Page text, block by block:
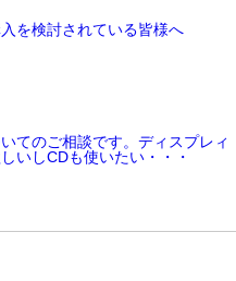
を検討されている皆様へ
てのご相談です。ディスプレィ
いしCDも使いたい・・・